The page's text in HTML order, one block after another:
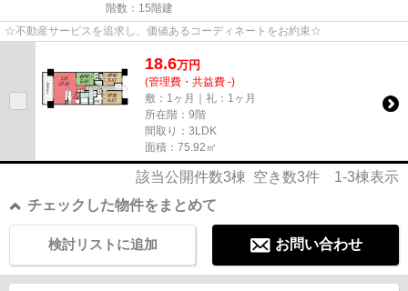
階数：15階建
☆不動産サービスを追求し、価値あるコーディネートをお約束☆
18.6万円
(管理費・共益費 -)
敷：1ヶ月｜礼：1ヶ月
所在階：9階
間取り：3LDK
面積：75.92㎡
該当公開件数3棟 空き数3件 1-3棟表示
チェックした物件をまとめて
お問い合わせ
検討リストに追加